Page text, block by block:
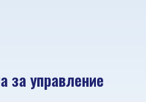
за управление